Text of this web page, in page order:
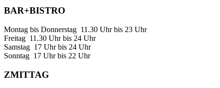
BAR+BISTRO
Montag bis Donnerstag 11.30 Uhr bis 23 Uhr
Freitag 11.30 Uhr bis 24 Uhr
Samstag 17 Uhr bis 24 Uhr
Sonntag 17 Uhr bis 22 Uhr
ZMITTAG